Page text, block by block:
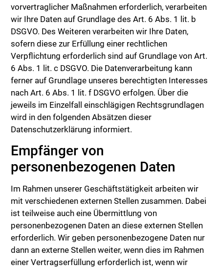
vorvertraglicher Maßnahmen erforderlich, verarbeiten
wir Ihre Daten auf Grundlage des Art. 6 Abs. 1 lit. b
DSGVO. Des Weiteren verarbeiten wir Ihre Daten,
sofern diese zur Erfüllung einer rechtlichen
Verpflichtung erforderlich sind auf Grundlage von Art.
6 Abs. 1 lit. c DSGVO. Die Datenverarbeitung kann
ferner auf Grundlage unseres berechtigten Interesses
nach Art. 6 Abs. 1 lit. f DSGVO erfolgen. Über die
jeweils im Einzelfall einschlägigen Rechtsgrundlagen
wird in den folgenden Absätzen dieser
Datenschutzerklärung informiert.
Empfänger von
personenbezogenen Daten
Im Rahmen unserer Geschäftstätigkeit arbeiten wir
mit verschiedenen externen Stellen zusammen. Dabei
ist teilweise auch eine Übermittlung von
personenbezogenen Daten an diese externen Stellen
erforderlich. Wir geben personenbezogene Daten nur
dann an externe Stellen weiter, wenn dies im Rahmen
einer Vertragserfüllung erforderlich ist, wenn wir